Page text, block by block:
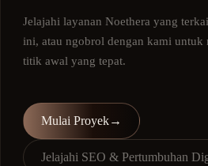
Jelajahi layanan Noethera yang
ini, atau ngobrol dengan kami untuk
titik awal yang tepat.
Mulai Proyek→
Jelajahi SEO & Pertumbuhan